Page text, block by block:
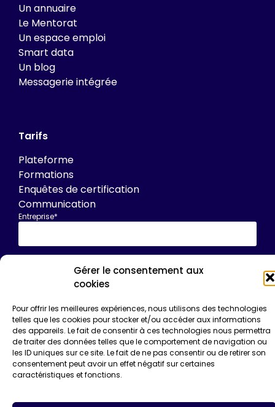
Gérer le consentement aux
cookies
Pour offrir les meilleures expériences, nous utilisons des technologies
telles que les cookies pour stocker et/ou accéder aux informations
des appareils. Le fait de consentir à ces technologies nous permettra
de traiter des données telles que le comportement de navigation ou
les ID uniques sur ce site. Le fait de ne pas consentir ou de retirer son
consentement peut avoir un effet négatif sur certaines
caractéristiques et fonctions.
Un annuaire
Le Mentorat
Un espace emploi
Smart data
Un blog
Messagerie intégrée
Tarifs
Plateforme
Formations
Enquêtes de certification
Communication
Entreprise*
Email*